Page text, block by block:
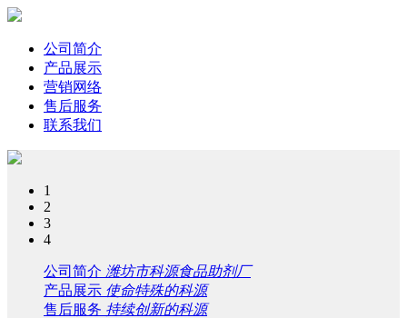
公司简介
产品展示
营销网络
售后服务
联系我们
1
2
3
4
公司简介 潍坊市科源食品助剂厂
产品展示 使命特殊的科源
售后服务 持续创新的科源